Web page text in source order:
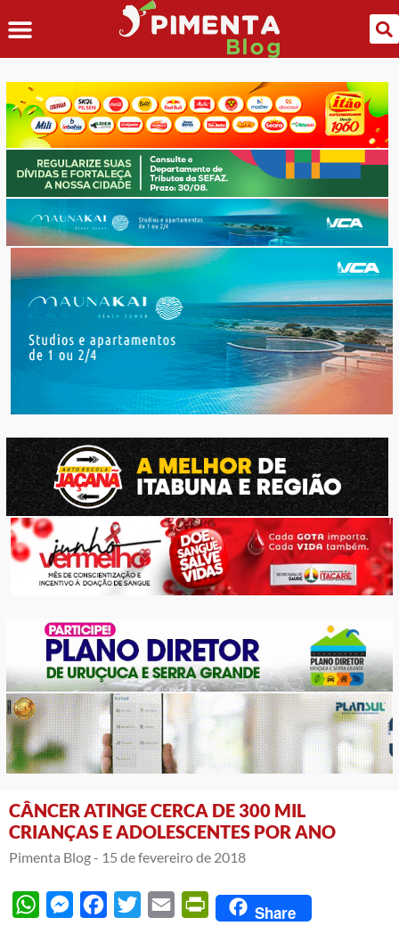
CÂNCER ATINGE CERCA DE 300 MIL
CRIANÇAS E ADOLESCENTES POR ANO
Pimenta Blog - 15 de fevereiro de 2018
WhatsAppMessengerFacebook
Twitter Email PrintFriendly
Share